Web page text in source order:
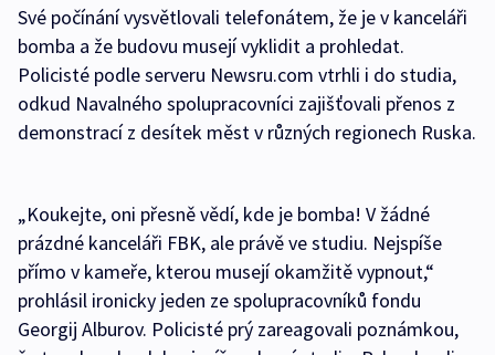
Své počínání vysvětlovali telefonátem, že je v kanceláři
bomba a že budovu musejí vyklidit a prohledat.
Policisté podle serveru Newsru.com vtrhli i do studia,
odkud Navalného spolupracovníci zajišťovali přenos z
demonstrací z desítek měst v různých regionech Ruska.
„Koukejte, oni přesně vědí, kde je bomba! V žádné
prázdné kanceláři FBK, ale právě ve studiu. Nejspíše
přímo v kameře, kterou musejí okamžitě vypnout,“
prohlásil ironicky jeden ze spolupracovníků fondu
Georgij Alburov. Policisté prý zareagovali poznámkou,